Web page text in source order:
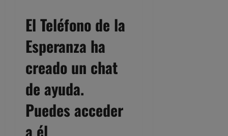
El Teléfono de la
Esperanza ha
creado un chat
de ayuda.
Puedes acceder
a él